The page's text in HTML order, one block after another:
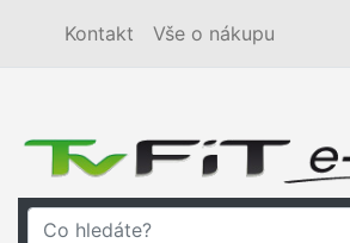
Kontakt Vše o nákupu